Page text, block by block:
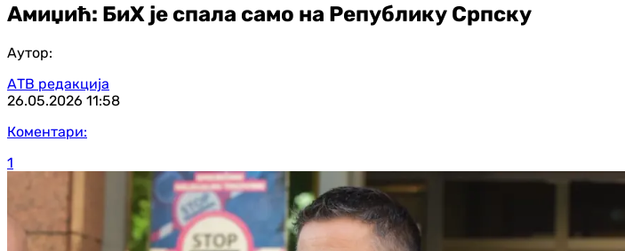
Амиџић: БиХ је спала само на Републику Српску
Аутор:
АТВ редакција
26.05.2026 11:58
Коментари:
1